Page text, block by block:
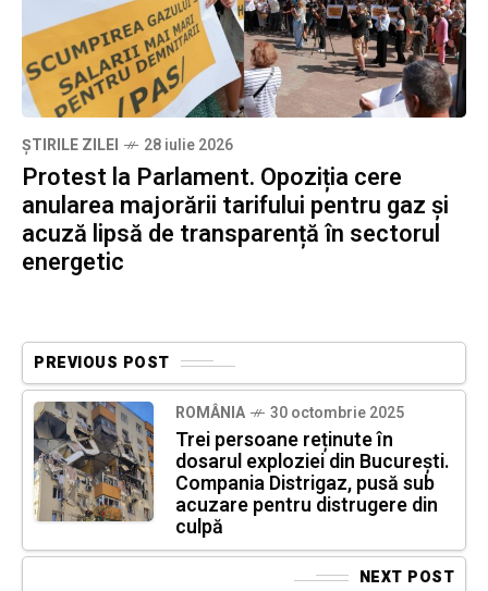
ȘTIRILE ZILEI 28 iulie 2026
Protest la Parlament. Opoziția cere
anularea majorării tarifului pentru gaz și
acuză lipsă de transparență în sectorul
energetic
PREVIOUS POST
ROMÂNIA 30 octombrie 2025
Trei persoane reținute în
dosarul exploziei din București.
Compania Distrigaz, pusă sub
acuzare pentru distrugere din
culpă
NEXT POST